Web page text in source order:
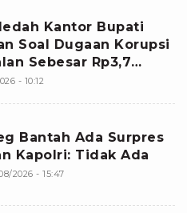
Kantor Bupati
Soal Dugaan Korupsi
Sebesar Rp3,7
- 10:12
Bantah Ada Surpres
Kapolri: Tidak Ada
2026 - 15:47